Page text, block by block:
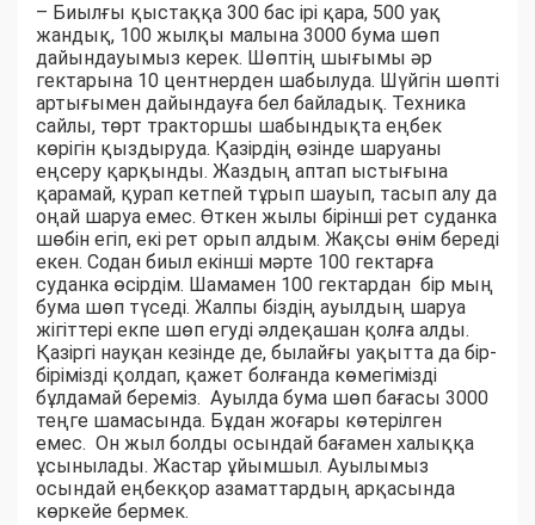
– Биылғы қыстаққа 300 бас ірі қара, 500 уақ
жандық, 100 жылқы малына 3000 бума шөп
дайындауымыз керек. Шөптің шығымы әр
гектарына 10 центнерден шабылуда. Шүйгін шөпті
артығымен дайындауға бел байладық. Техника
сайлы, төрт тракторшы шабындықта еңбек
көрігін қыздыруда. Қазірдің өзінде шаруаны
еңсеру қарқынды. Жаздың аптап ыстығына
қарамай, қурап кетпей тұрып шауып, тасып алу да
оңай шаруа емес. Өткен жылы бірінші рет суданка
шөбін егіп, екі рет орып алдым. Жақсы өнім береді
екен. Содан биыл екінші мәрте 100 гектарға
суданка өсірдім. Шамамен 100 гектардан бір мың
бума шөп түседі. Жалпы біздің ауылдың шаруа
жігіттері екпе шөп егуді әлдеқашан қолға алды.
Қазіргі науқан кезінде де, былайғы уақытта да бір-
бірімізді қолдап, қажет болғанда көмегімізді
бұлдамай береміз. Ауылда бума шөп бағасы 3000
теңге шамасында. Бұдан жоғары көтерілген
емес. Он жыл болды осындай бағамен халыққа
ұсынылады. Жастар ұйымшыл. Ауылымыз
осындай еңбекқор азаматтардың арқасында
көркейе бермек.